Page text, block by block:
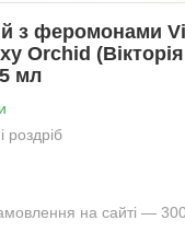
з феромонами
Orchid (Вікторія
мл
роздріб
на сайті —